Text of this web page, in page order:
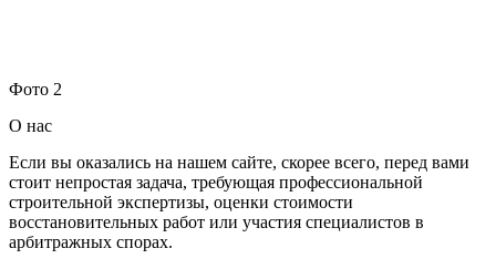
Фото 2
О нас
Если вы оказались на нашем сайте, скорее всего, перед вами
стоит непростая задача, требующая профессиональной
строительной экспертизы, оценки стоимости
восстановительных работ или участия специалистов в
арбитражных спорах.